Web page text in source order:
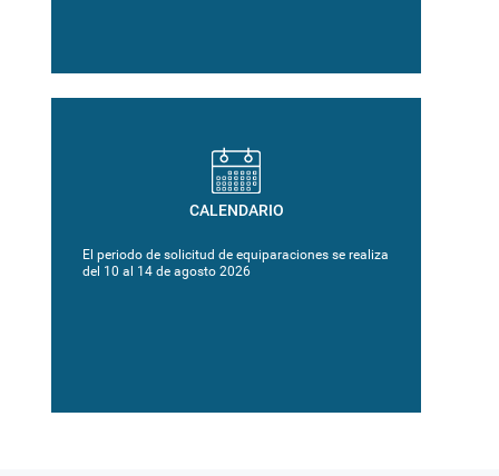
CALENDARIO
El periodo de solicitud de equiparaciones se realiza
del 10 al 14 de agosto 2026